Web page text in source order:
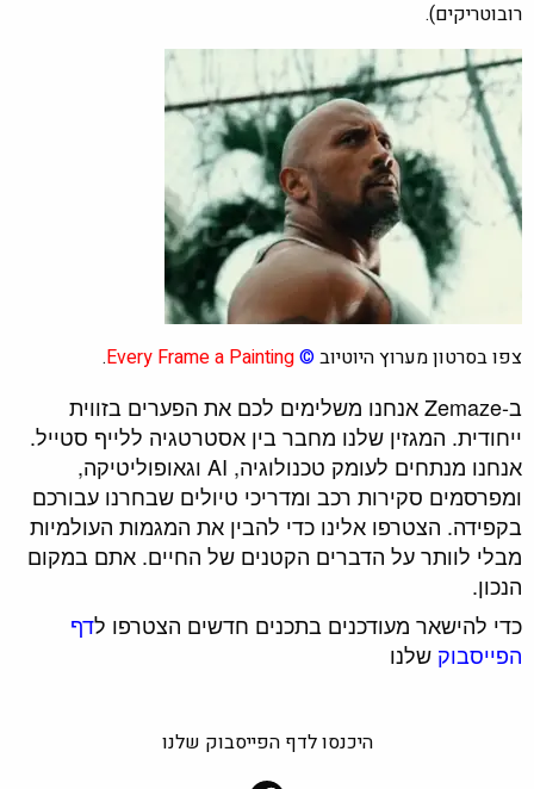
רובוטריקים).
צפו בסרטון מערוץ היוטיוב©
Every Frame a Painting
.
ב-Zemaze אנחנו משלימים לכם את הפערים בזווית
ייחודית. המגזין שלנו מחבר בין אסטרטגיה ללייף סטייל.
אנחנו מנתחים לעומק טכנולוגיה, AI וגאופוליטיקה,
ומפרסמים סקירות רכב ומדריכי טיולים שבחרנו עבורכם
בקפידה. הצטרפו אלינו כדי להבין את המגמות העולמיות
מבלי לוותר על הדברים הקטנים של החיים. אתם במקום
הנכון.
כדי להישאר מעודכנים בתכנים חדשים הצטרפו ל דף
הפייסבוקשלנו
היכנסו לדף הפייסבוק שלנו